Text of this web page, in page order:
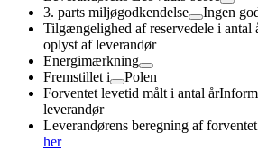
3. parts miljøgodkendelse
Ingen
Tilgængelighed af reservedele i antal
oplyst af leverandør
Energimærkning
Fremstillet i
Polen
Forventet levetid målt i antal år
leverandør
Leverandørens beregning af
her